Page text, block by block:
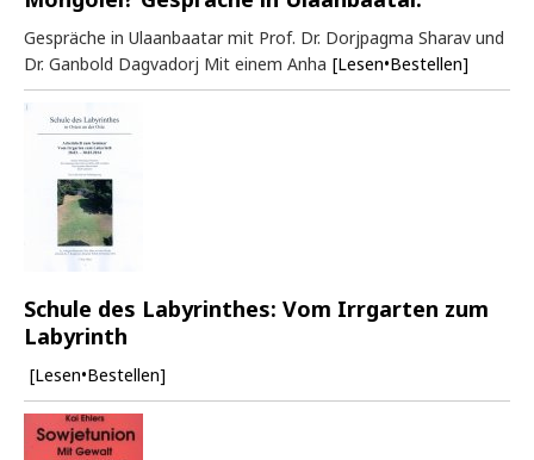
Gespräche in Ulaanbaatar mit Prof. Dr. Dorjpagma Sharav und
Dr. Ganbold Dagvadorj Mit einem Anha [Lesen•Bestellen]
Schule des Labyrinthes: Vom Irrgarten zum
Labyrinth
[Lesen•Bestellen]